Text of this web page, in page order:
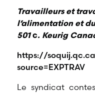
Travailleurs et
l’alimentation et
501c. Keurig
https://
source=EXPTRAV
Le syndicat